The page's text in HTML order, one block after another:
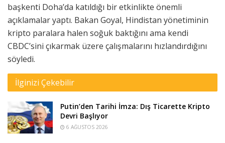
başkenti Doha’da katıldığı bir etkinlikte önemli
açıklamalar yaptı. Bakan Goyal, Hindistan yönetiminin
kripto paralara halen soğuk baktığını ama kendi
CBDC’sini çıkarmak üzere çalışmalarını hızlandırdığını
söyledi.
İlginizi Çekebilir
Putin’den Tarihi İmza: Dış Ticarette Kripto
Devri Başlıyor
6 AĞUSTOS 2026